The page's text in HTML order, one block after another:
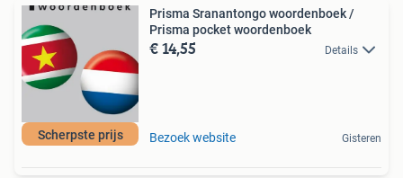
Scherpste prijs
Prisma Sranantongo woordenboek /
Prisma pocket woordenboek
€ 14,55 Details
Bezoek website Gisteren